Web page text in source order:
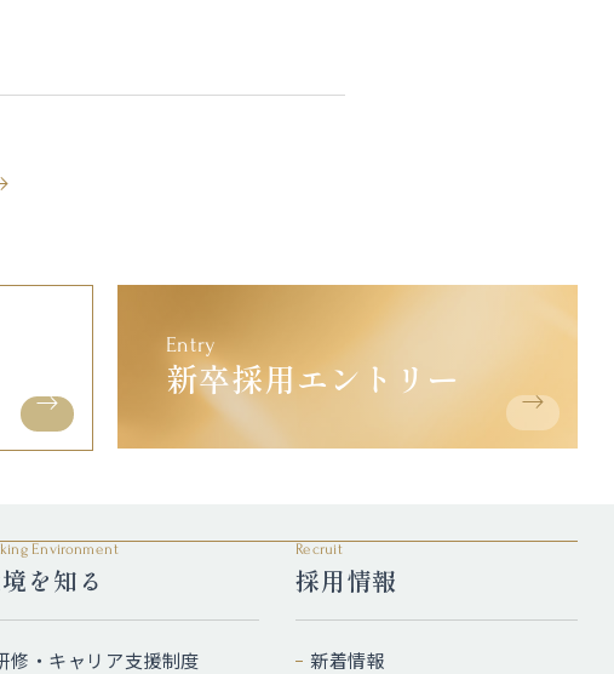
Entry
新卒採用エントリー
Environment
を知る
修・キャリア支援制度
Recruit
採用情報
新着情報